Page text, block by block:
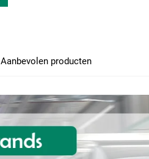
Aanbevolen producten